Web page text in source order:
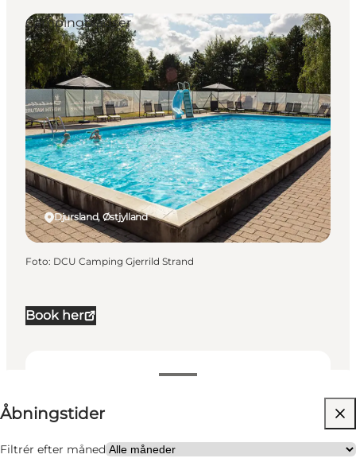
Book her
Åbningstider
Filtrér efter måned
Besøg hjemmeside
Hunde tilladt
Djursland, Østjylland
Campingpladser
Foto: DCU Camping Gjerrild Strand